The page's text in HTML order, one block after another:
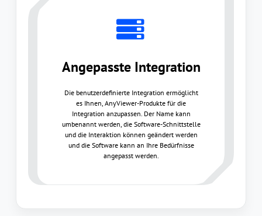
Angepasste Integration
Die benutzerdefinierte Integration ermöglicht
es Ihnen, AnyViewer-Produkte für die
Integration anzupassen. Der Name kann
umbenannt werden, die Software-Schnittstelle
und die Interaktion können geändert werden
und die Software kann an Ihre Bedürfnisse
angepasst werden.